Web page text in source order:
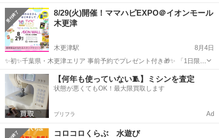
ひるねアート体験会を出展する事と なりました👏 ⁡ ⁡ 当日撮影出来るア
ートは 『パステルカラー☆残暑お見舞い♩』 です⛱️🍉🍨🌻 ⁡ パステ...
千葉 木更津市 木更津駅 アート
8/29(火)開催！ママハピEXPO＠イオンモール
木更津
木更津駅
8月4日
✨初✨千葉県・木更津エリア 事前予約でプレゼント付き🎁✨ 「1日限
定 親子ひろば」 ベビーも パパも プレママも 8/29(火) 10:00-16:00
初開催！！ ママハピＥＸＰＯ＠イオンモール木更津 ...
千葉 木更津市 木更津駅 育児 ママハピ
【何年も使っていない🧵】ミシンを査定
状態が悪くてもOK！最大限買取します
プリフラ Ad
コロコロくらぶ 水遊び